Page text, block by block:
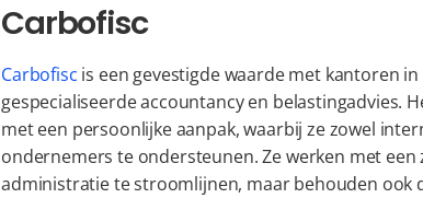
Carbofisc
Carbofisc is een gevestigde waarde met kantoren
gespecialiseerde accountancy en belastingadvies.
met een persoonlijke aanpak, waarbij ze zowel
ondernemers te ondersteunen. Ze werken met
administratie te stroomlijnen, maar behouden ook